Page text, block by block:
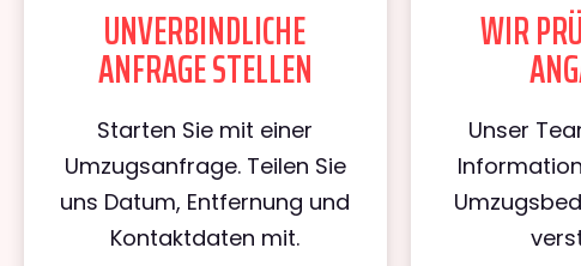
UNVERBINDLICHE
ANFRAGE STELLEN
Starten Sie mit einer
Umzugsanfrage. Teilen Sie
uns Datum, Entfernung und
Kontaktdaten mit.
WIR
Unser